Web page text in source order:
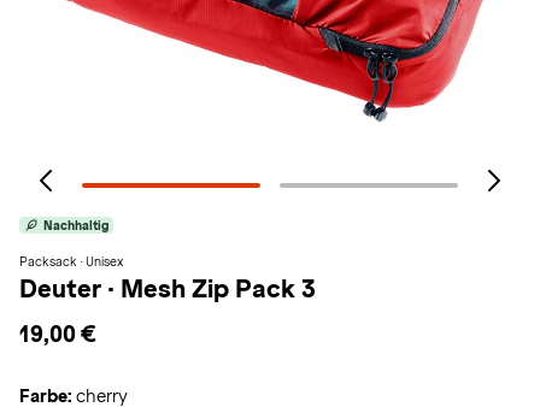
Nachhaltig
Packsack · Unisex
Deuter · Mesh Zip Pack 3
19,00 €
Farbe: cherry